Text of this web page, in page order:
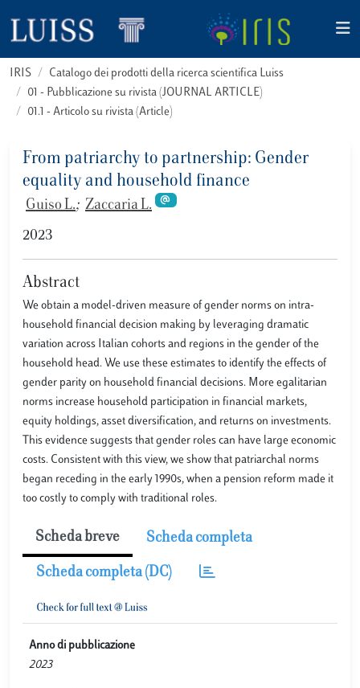
IRIS
Catalogo dei prodotti della ricerca scientifica Luiss
01 - Pubblicazione su rivista (JOURNAL ARTICLE)
01.1 - Articolo su rivista (Article)
From patriarchy to partnership: Gender
equality and household finance
Guiso L.; Zaccaria L.
2023
Abstract
We obtain a model-driven measure of gender norms on intra-
household financial decision making by leveraging dramatic
variation across Italian cohorts and regions in the gender of the
household head. We use these estimates to identify the effects of
gender parity on household financial decisions. More egalitarian
norms increase household participation in financial markets,
equity holdings, asset diversification, and returns on investments.
This evidence suggests that gender roles can have large economic
costs. Consistent with this view, we show that patriarchal norms
began receding in the early 1990s, when a pension reform made it
too costly to comply with traditional roles.
Scheda breve Scheda completa
Scheda completa (DC)
Anno di pubblicazione
2023